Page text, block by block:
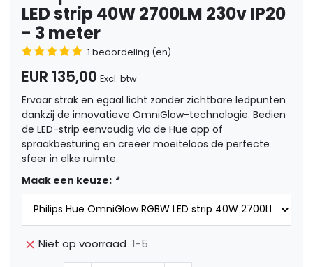
LED strip 40W 2700LM 230v IP20
- 3 meter
1 beoordeling (en)
EUR 135,00 Excl. btw
Ervaar strak en egaal licht zonder zichtbare ledpunten
dankzij de innovatieve OmniGlow-technologie. Bedien
de LED-strip eenvoudig via de Hue app of
spraakbesturing en creëer moeiteloos de perfecte
sfeer in elke ruimte.
Maak een keuze: *
Niet op voorraad 1-5